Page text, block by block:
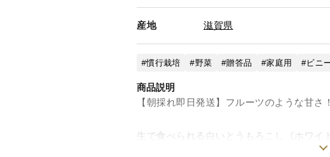
産地 滋賀県
慣行栽培 野菜 贈答品 家庭用 ビニ
商品説明
【朝採れ即日発送】フルーツのような甘さ！
生で食べられる白いとうもろこし《ホワイ